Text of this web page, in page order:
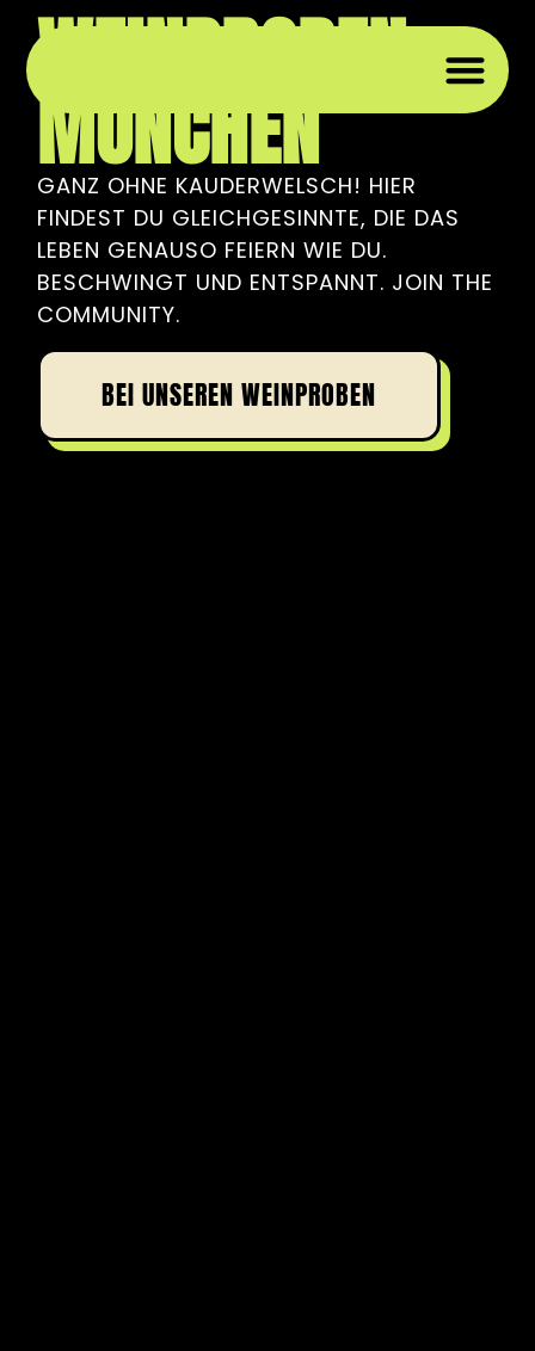
WEINPROBEN
MÜNCHEN
GANZ OHNE KAUDERWELSCH! HIER
FINDEST DU GLEICHGESINNTE, DIE DAS
LEBEN GENAUSO FEIERN WIE DU.
BESCHWINGT UND ENTSPANNT. JOIN THE
COMMUNITY.
BEI UNSEREN WEINPROBEN